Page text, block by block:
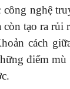
nghệ
tạo ra rủi
cách
điểm